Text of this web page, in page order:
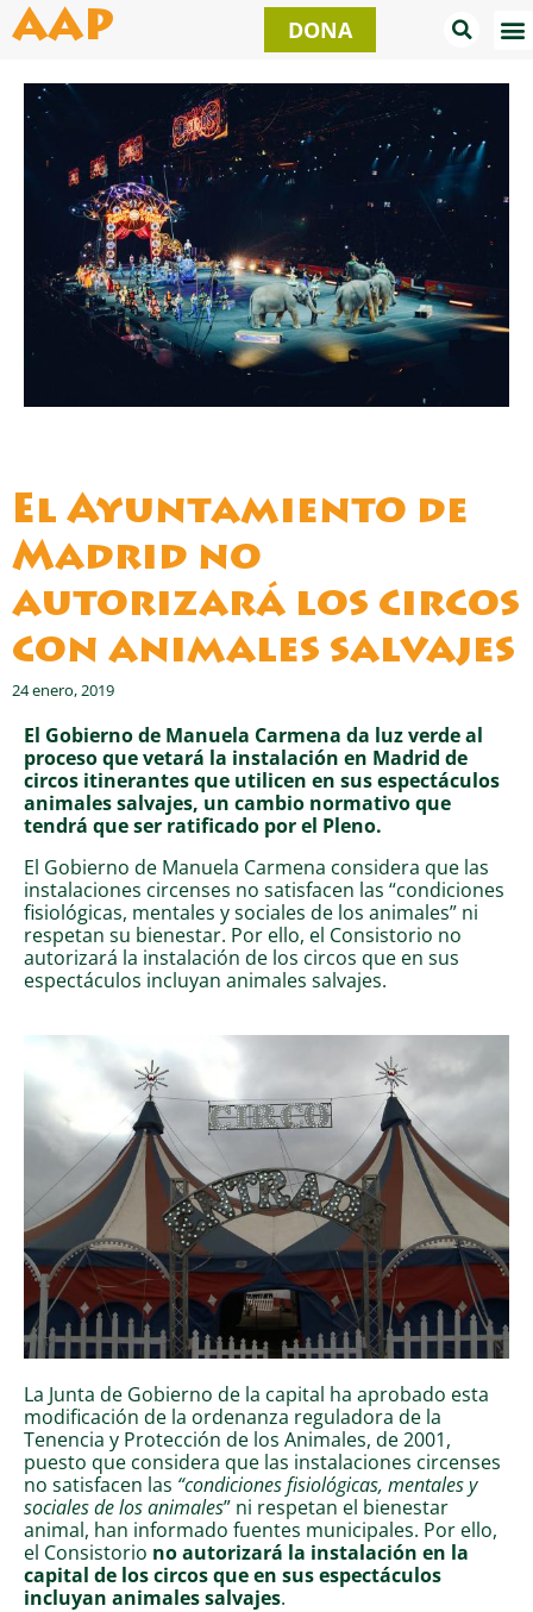
alAAP DONA
El Ayuntamiento de
Madrid no
autorizará los circos
con animales salvajes
24 enero, 2019
El Gobierno de Manuela Carmena da luz verde al
proceso que vetará la instalación en Madrid de
circos itinerantes que utilicen en sus espectáculos
animales salvajes, un cambio normativo que
tendrá que ser ratificado por el Pleno.
El Gobierno de Manuela Carmena considera que las
instalaciones circenses no satisfacen las “condiciones
fisiológicas, mentales y sociales de los animales” ni
respetan su bienestar. Por ello, el Consistorio no
autorizará la instalación de los circos que en sus
espectáculos incluyan animales salvajes.
La Junta de Gobierno de la capital ha aprobado esta
modificación de la ordenanza reguladora de la
Tenencia y Protección de los Animales, de 2001,
puesto que considera que las instalaciones circenses
no satisfacen las “condiciones fisiológicas, mentales y
sociales de los animales” ni respetan el bienestar
animal, han informado fuentes municipales. Por ello,
el Consistorio no autorizará la instalación en la
capital de los circos que en sus espectáculos
incluyan animales salvajes.